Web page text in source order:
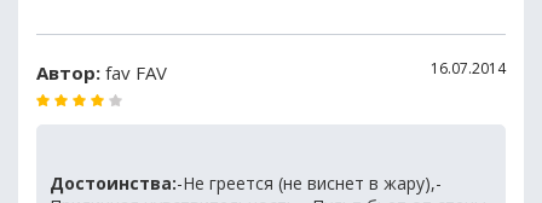
Автор: fav FAV 16.07.2014
Достоинства:-Не греется (не виснет в жару),-